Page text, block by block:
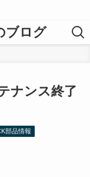
ブログ
ナンス終了
部品情報